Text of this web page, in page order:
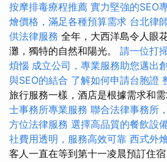
按摩排毒療程推薦 實力堅強的SEO
燴價格，滿足各種預算需求 台北律
供法律服務 全年，大西洋島令人眼
灘，獨特的自然和陽光。 請一位打
煩惱 成立公司，專業服務助您邁出
與SEO的結合 了解如何申請台胞證
旅行服務一樣，酒店是根據需求和需
士事務所專業服務 聯合法律事務所
方位法律服務 選擇高品質的餐飲設
社費用透明，服務高效可靠 西式外
客人一直在等到第十一凌晨預訂住